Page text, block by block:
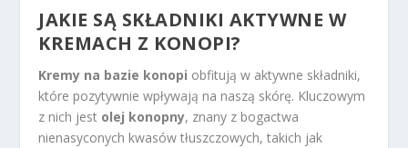
JAKIE SĄ SKŁADNIKI AKTYWNE W
KREMACH Z KONOPI?
Kremy na bazie konopi obfitują w aktywne składniki,
które pozytywnie wpływają na naszą skórę. Kluczowym
z nich jest olej konopny, znany z bogactwa
nienasyconych kwasów tłuszczowych, takich jak